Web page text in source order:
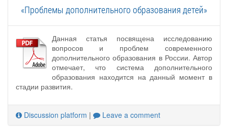
«Проблемы дополнительного образования детей»
Данная статья посвящена исследованию
вопросов и проблем современного
дополнительного образования в России. Автор
отмечает, что система дополнительного
образования находится на данный момент в
стадии развития.
Discussion platform | Leave a comment